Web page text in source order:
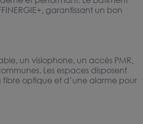
garantissant un bon
un visiophone, un accès PMR,
Les espaces disposent
optique et d’une alarme pour